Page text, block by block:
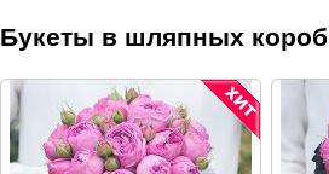
Букеты в шляпных